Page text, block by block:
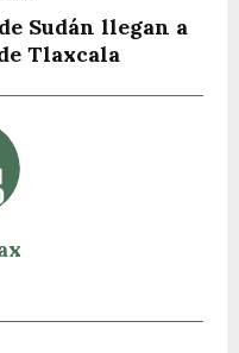
Sudán llegan a
Tlaxcala